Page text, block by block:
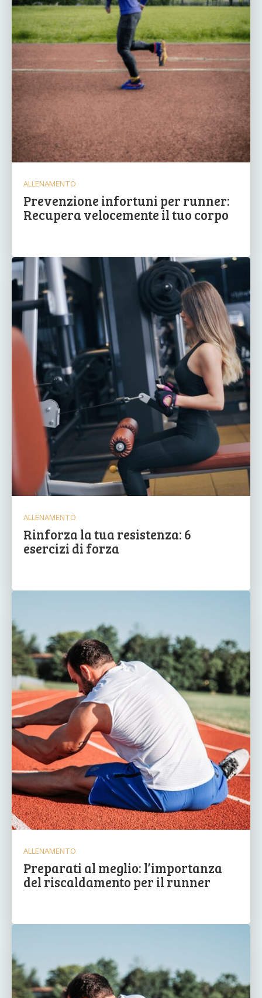
ALLENAMENTO
Prevenzione infortuni per runner:
Recupera velocemente il tuo corpo
ALLENAMENTO
Rinforza la tua resistenza: 6
esercizi di forza
ALLENAMENTO
Preparati al meglio: l’importanza
del riscaldamento per il runner